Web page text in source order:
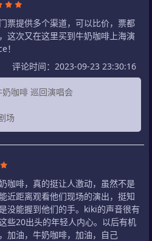
票提供多个渠道，可以比价，票都
这次又在这里买到牛奶咖啡上海演
！
评论时间：2023-09-23 23:30:16
奶咖啡 巡回演唱会
场
咖啡，真的挺让人激动，虽然不是
近距离观看他们现场的演出，挺知
没能握到他们的手。kiki的声音很有
些20出头的年轻人内心。以后有机
加油，牛奶咖啡，加油，自己